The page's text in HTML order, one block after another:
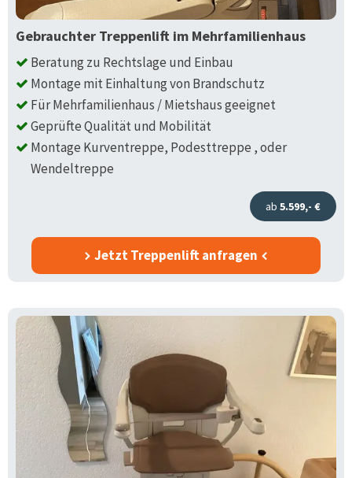
Gebrauchter Treppenlift im Mehrfamilienhaus
Beratung zu Rechtslage und Einbau
Montage mit Einhaltung von Brandschutz
Für Mehrfamilienhaus / Mietshaus geeignet
Geprüfte Qualität und Mobilität
Montage Kurventreppe, Podesttreppe , oder
Wendeltreppe
ab 5.599,- €
Jetzt Treppenlift anfragen